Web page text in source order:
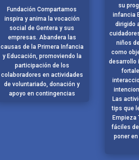
Fundación Compartamos
inspira y anima la vocación
social de Gentera y sus
empresas. Abandera las
causas de la Primera Infancia
y Educación, promoviendo la
participación de los
colaboradores en actividades
de voluntariado, donación y
apoyo en contingencias
su
infancia
dirigido
niños
como
desarrollo
Las
tips que
Empieza
fáciles
poner